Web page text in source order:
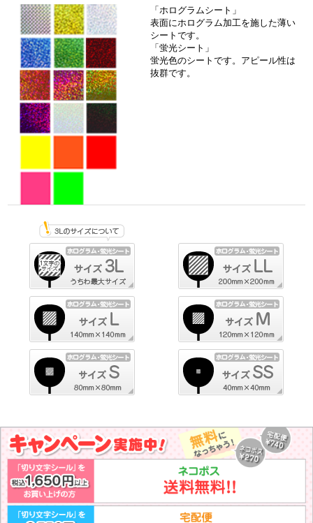
「ホログラムシート」
表面にホログラム加工を施した薄い
シートです。
「蛍光シート」
蛍光色のシートです。アピール性は
抜群です。